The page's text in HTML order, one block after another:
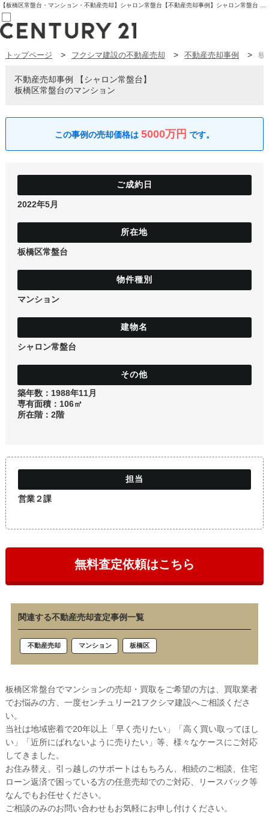
売買部
賃貸部
03-6912-3505
新規会員登録
物件閲覧履歴
購入TOP
学区から探す
町名から探す
新築戸建て
中古戸建て
トップページ フクシマ建設の不動産売却 不動産売却事例 板
不動産売却事例
シャロン常盤台
板橋区常盤台のマンション
5000万円
2022年5月
板橋区常盤台
マンション
シャロン常盤台
築年数：1988年11月
専有面積：106㎡
所在階：2階
営業２課
無料査定依頼はこちら
関連する不動産売却査定事例一覧
不動産売却 マンション 板橋区
板橋区常盤台でマンションの売却・買取をご希望の方は、買取業者
でお悩みの方、一度センチュリー21フクシマ建設へご相談くださ
い。
当社は地域密着で20年以上「早く売りたい」「高く買い取ってほし
い」「近所にばれないように売りたい」等、様々なケースにご対応
してきました。
お住み替え、引っ越しのサポートはもちろん、相続のご相談、住宅
ローン返済で困っている方の任意売却でのご対応、リースバック等
なんでもお任せください。
ご相談のみのお問い合わせもお気軽にお申し付けください。